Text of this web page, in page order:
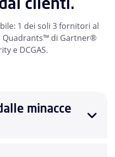
1 dei soli 3 fornitori al
Quadrants™ di Gartner®
e DCGAS.
minacce